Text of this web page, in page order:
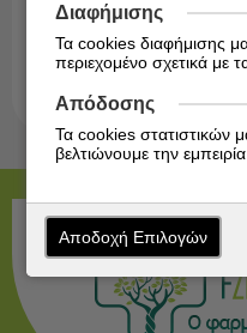
Ενημερωθείτε
Διαφήμισης
Τα cookies διαφήμισης
περιεχομένο σχετικά με
Απόδοσης
Τα cookies στατιστικών
βελτιώνουμε την
Αποδοχή Επιλογών